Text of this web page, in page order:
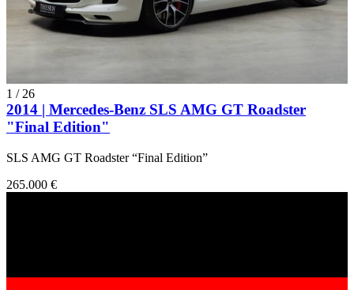
1 / 26
2014 | Mercedes-Benz SLS AMG GT Roadster
"Final Edition"
SLS AMG GT Roadster “Final Edition”
265.000 €